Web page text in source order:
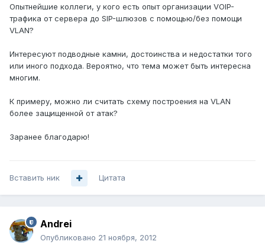
Опытнейшие коллеги, у кого есть опыт организации VOIP-
трафика от сервера до SIP-шлюзов с помощью/без помощи
VLAN?
Интересуют подводные камни, достоинства и недостатки того
или иного подхода. Вероятно, что тема может быть интересна
многим.
К примеру, можно ли считать схему построения на VLAN
более защищенной от атак?
Заранее благодарю!
Вставить ник Цитата
Andrei
Опубликовано 21 ноября, 2012